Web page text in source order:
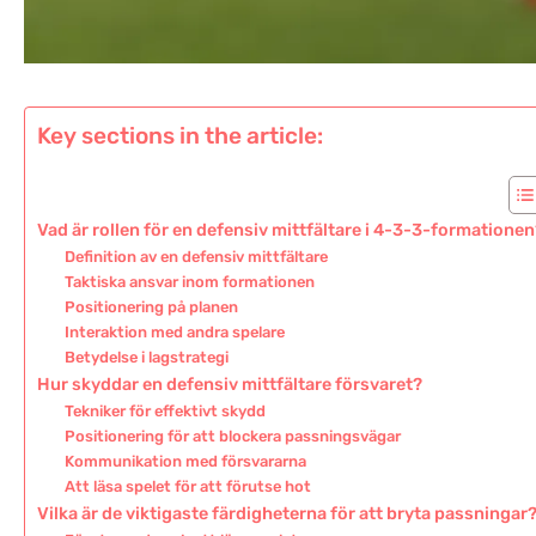
Key sections in the article:
Vad är rollen för en defensiv mittfältare i 4-3-3-
Definition av en defensiv mittfältare
Taktiska ansvar inom formationen
Positionering på planen
Interaktion med andra spelare
Betydelse i lagstrategi
Hur skyddar en defensiv mittfältare försvaret?
Tekniker för effektivt skydd
Positionering för att blockera passningsvägar
Kommunikation med försvararna
Att läsa spelet för att förutse hot
Vilka är de viktigaste färdigheterna för att bryta passningar?